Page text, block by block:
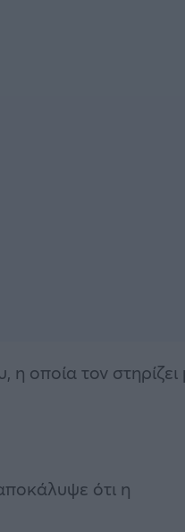
η οποία τον στηρίζει
ότι η